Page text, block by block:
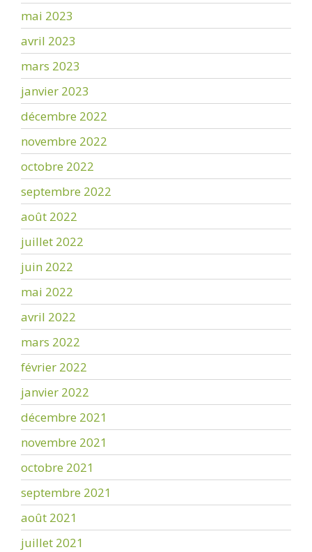
mai 2023
avril 2023
mars 2023
janvier 2023
décembre 2022
novembre 2022
octobre 2022
septembre 2022
août 2022
juillet 2022
juin 2022
mai 2022
avril 2022
mars 2022
février 2022
janvier 2022
décembre 2021
novembre 2021
octobre 2021
septembre 2021
août 2021
juillet 2021